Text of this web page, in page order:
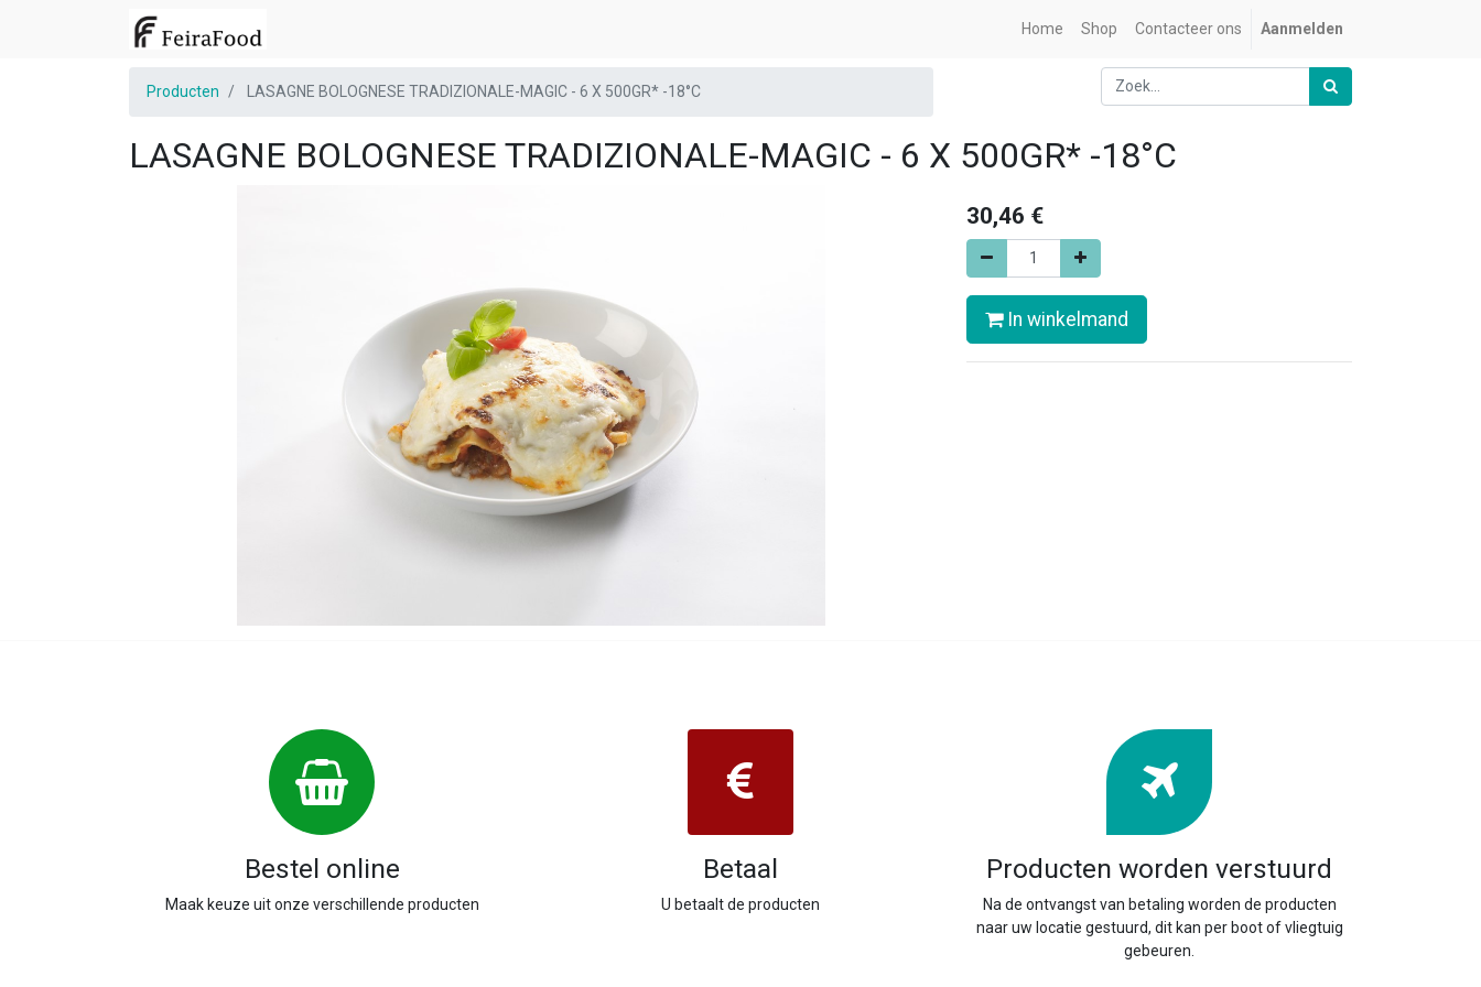
Home Shop Contacteer ons Aanmelden
Producten LASAGNE BOLOGNESE TRADIZIONALE-MAGIC - 6 X 500GR* -18°C
LASAGNE BOLOGNESE TRADIZIONALE-MAGIC - 6 X 500GR* -18°C
30,46 €
In winkelmand
Bestel online
Maak keuze uit onze verschillende producten
Betaal
U betaalt de producten
Producten worden verstuurd
Na de ontvangst van betaling worden de producten
naar uw locatie gestuurd, dit kan per boot of vliegtuig
gebeuren.